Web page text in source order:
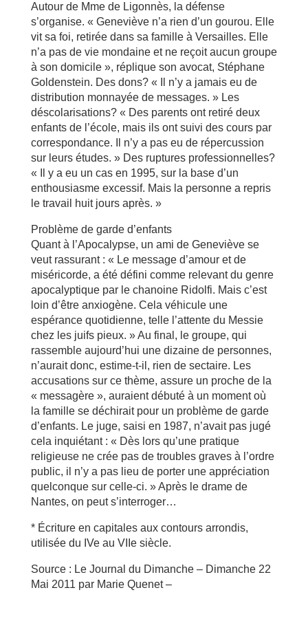
Autour de Mme de Ligonnès, la défense
s’organise. « Geneviève n’a rien d’un gourou. Elle
vit sa foi, retirée dans sa famille à Versailles. Elle
n’a pas de vie mondaine et ne reçoit aucun groupe
à son domicile », réplique son avocat, Stéphane
Goldenstein. Des dons? « Il n’y a jamais eu de
distribution monnayée de messages. » Les
déscolarisations? « Des parents ont retiré deux
enfants de l’école, mais ils ont suivi des cours par
correspondance. Il n’y a pas eu de répercussion
sur leurs études. » Des ruptures professionnelles?
« Il y a eu un cas en 1995, sur la base d’un
enthousiasme excessif. Mais la personne a repris
le travail huit jours après. »
Problème de garde d’enfants
Quant à l’Apocalypse, un ami de Geneviève se
veut rassurant : « Le message d’amour et de
miséricorde, a été défini comme relevant du genre
apocalyptique par le chanoine Ridolfi. Mais c’est
loin d’être anxiogène. Cela véhicule une
espérance quotidienne, telle l’attente du Messie
chez les juifs pieux. » Au final, le groupe, qui
rassemble aujourd’hui une dizaine de personnes,
n’aurait donc, estime-t-il, rien de sectaire. Les
accusations sur ce thème, assure un proche de la
« messagère », auraient débuté à un moment où
la famille se déchirait pour un problème de garde
d’enfants. Le juge, saisi en 1987, n’avait pas jugé
cela inquiétant : « Dès lors qu’une pratique
religieuse ne crée pas de troubles graves à l’ordre
public, il n’y a pas lieu de porter une appréciation
quelconque sur celle-ci. » Après le drame de
Nantes, on peut s’interroger…
* Écriture en capitales aux contours arrondis,
utilisée du IVe au VIIe siècle.
Source : Le Journal du Dimanche – Dimanche 22
Mai 2011 par Marie Quenet –